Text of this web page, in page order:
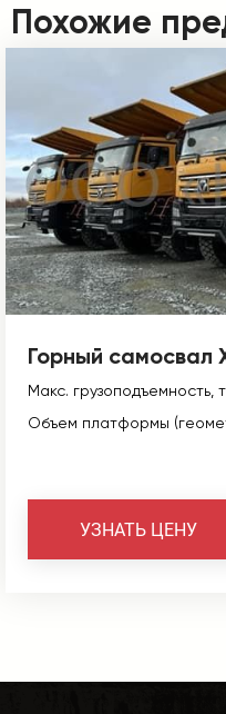
Похожие
Горный самосвал
Макс. грузоподъемность, т
Объем платформы
УЗНАТЬ ЦЕНУ